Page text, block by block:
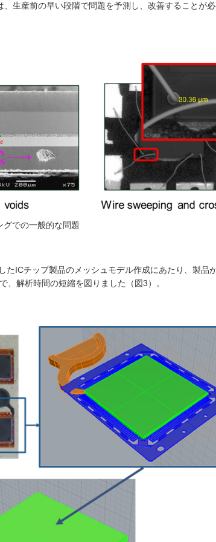
生産前の早い段階で問題を予測し、改善することが
での一般的な問題
ICチップ製品のメッシュモデル作成にあたり、製品
解析時間の短縮を図りました（図3）。